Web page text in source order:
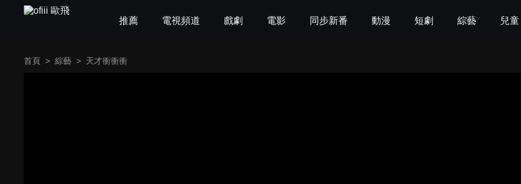
推薦 電視頻道 戲劇 電影 同步新番 動漫 短劇 綜藝 兒童
首頁 > 綜藝 > 天才衝衝衝